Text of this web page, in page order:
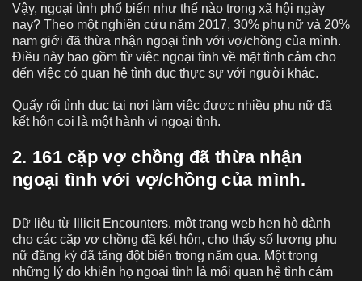
Vậy, ngoại tình phổ biến như thế nào trong xã hội ngày
nay? Theo một nghiên cứu năm 2017, 30% phụ nữ và 20%
nam giới đã thừa nhận ngoại tình với vợ/chồng của mình.
Điều này bao gồm từ việc ngoại tình về mặt tình cảm cho
đến việc có quan hệ tình dục thực sự với người khác.
Quấy rối tình dục tại nơi làm việc được nhiều phụ nữ đã
kết hôn coi là một hành vi ngoại tình.
2. 161 cặp vợ chồng đã thừa nhận
ngoại tình với vợ/chồng của mình.
Dữ liệu từ Illicit Encounters, một trang web hẹn hò dành
cho các cặp vợ chồng đã kết hôn, cho thấy số lượng phụ
nữ đăng ký đã tăng đột biến trong năm qua. Một trong
những lý do khiến họ ngoại tình là mối quan hệ tình cảm